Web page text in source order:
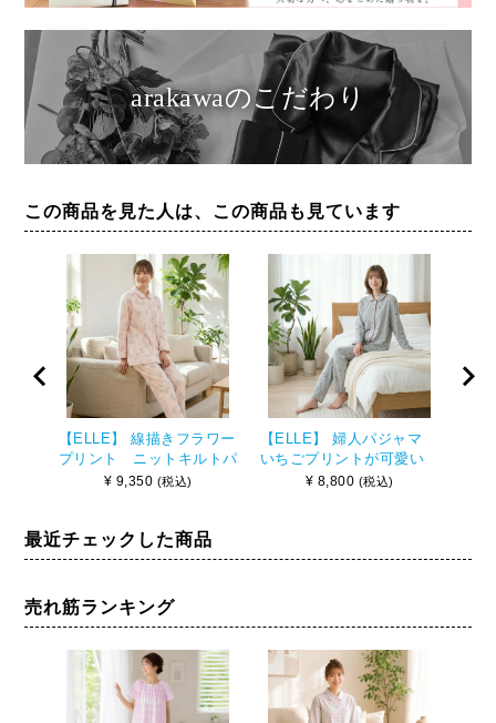
arakawaのこだわり
この商品を見た人は、この商品も見ています
【ELLE】 線描きフラワー
プリント ニットキルトパ
¥ 9,350 (税込)
【ELLE】 婦人パジャマ
いちごプリントが可愛い
スムースパジャマ
¥ 8,800 (税込)
最近チェックした商品
売れ筋ランキング